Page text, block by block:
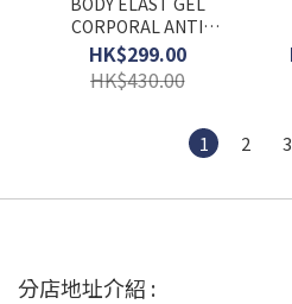
CORPORAL ANTI
STRETCH 去紋身體啫喱
250ml
HK$299.00
HK$430.00
1 2 3
分店地址介紹 :